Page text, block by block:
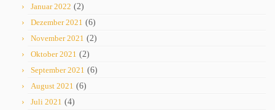
Januar 2022 (2)
Dezember 2021 (6)
November 2021 (2)
Oktober 2021 (2)
September 2021 (6)
August 2021 (6)
Juli 2021 (4)